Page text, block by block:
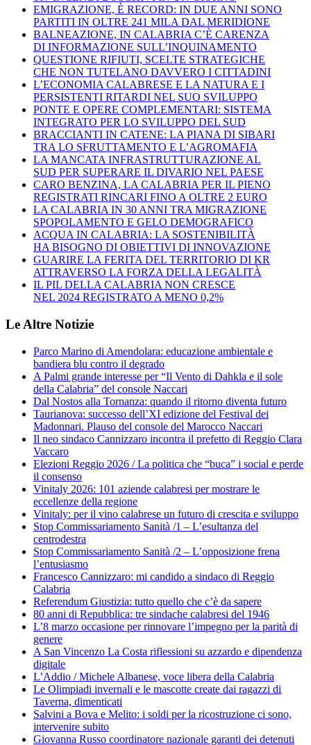
EMIGRAZIONE, È RECORD: IN DUE ANNI SONO
PARTITI IN OLTRE 241 MILA DAL MERIDIONE
BALNEAZIONE, IN CALABRIA C’È CARENZA
DI INFORMAZIONE SULL’INQUINAMENTO
QUESTIONE RIFIUTI, SCELTE STRATEGICHE
CHE NON TUTELANO DAVVERO I CITTADINI
L’ECONOMIA CALABRESE E LA NATURA E I
PERSISTENTI RITARDI NEL SUO SVILUPPO
PONTE E OPERE COMPLEMENTARI: SISTEMA
INTEGRATO PER LO SVILUPPO DEL SUD
BRACCIANTI IN CATENE: LA PIANA DI SIBARI
TRA LO SFRUTTAMENTO E L’AGROMAFIA
LA MANCATA INFRASTRUTTURAZIONE AL
SUD PER SUPERARE IL DIVARIO NEL PAESE
CARO BENZINA, LA CALABRIA PER IL PIENO
REGISTRATI RINCARI FINO A OLTRE 2 EURO
LA CALABRIA IN 30 ANNI TRA MIGRAZIONE
SPOPOLAMENTO E GELO DEMOGRAFICO
ACQUA IN CALABRIA: LA SOSTENIBILITÀ
HA BISOGNO DI OBIETTIVI DI INNOVAZIONE
GUARIRE LA FERITA DEL TERRITORIO DI KR
ATTRAVERSO LA FORZA DELLA LEGALITÀ
IL PIL DELLA CALABRIA NON CRESCE
NEL 2024 REGISTRATO A MENO 0,2%
Le Altre Notizie
Parco Marino di Amendolara: educazione ambientale e
bandiera blu contro il degrado
A Palmi grande interesse per “Il Vento di Dahkla e il sole
della Calabria” del console Naccari
Dal Nostos alla Tornanza: quando il ritorno diventa futuro
Taurianova: successo dell’XI edizione del Festival dei
Madonnari. Plauso del console del Marocco Naccari
Il neo sindaco Cannizzaro incontra il prefetto di Reggio Clara
Vaccaro
Elezioni Reggio 2026 / La politica che “buca” i social e perde
il consenso
Vinitaly 2026: 101 aziende calabresi per mostrare le
eccellenze della regione
Vinitaly: per il vino calabrese un futuro di crescita e sviluppo
Stop Commissariamento Sanità /1 – L’esultanza del
centrodestra
Stop Commissariamento Sanità /2 – L’opposizione frena
l’entusiasmo
Francesco Cannizzaro: mi candido a sindaco di Reggio
Calabria
Referendum Giustizia: tutto quello che c’è da sapere
80 anni di Repubblica: tre sindache calabresi del 1946
L’8 marzo occasione per rinnovare l’impegno per la parità di
genere
A San Vincenzo La Costa riflessioni su azzardo e dipendenza
digitale
L’Addio / Michele Albanese, voce libera della Calabria
Le Olimpiadi invernali e le mascotte create dai ragazzi di
Taverna, dimenticati
Salvini a Bova e Melito: i soldi per la ricostruzione ci sono,
intervenire subito
Giovanna Russo coordinatore nazionale garanti dei detenuti